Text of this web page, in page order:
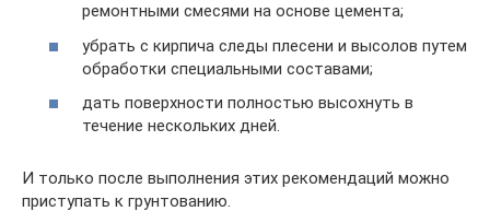
ремонтными смесями на основе цемента;
убрать с кирпича следы плесени и высолов путем
обработки специальными составами;
дать поверхности полностью высохнуть в
течение нескольких дней.
И только после выполнения этих рекомендаций можно
приступать к грунтованию.